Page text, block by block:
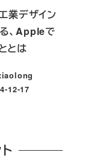
業デザイン
、Appleで
とは
日
12-17